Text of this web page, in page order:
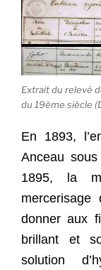
Extrait du relevé
du 19ème siècle
En 1893,
Anceau
1895, la
donner aux
brillant et
solution